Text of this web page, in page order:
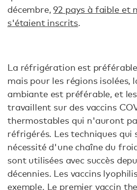
décembre,92 pays à faible et
s'étaient inscrits.
La réfrigération est
mais pour les régions isolées,
ambiante est préférable, et
travaillent sur des vaccins
thermostables qui n'auront
réfrigérés. Les techniques qui
nécessité d'une chaîne du
sont utilisées avec succès
décennies. Les vaccins
exemple. Le premier vaccin